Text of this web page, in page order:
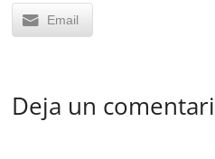
Email
Deja un